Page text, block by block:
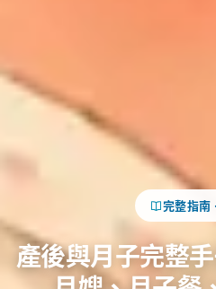
完整指南
產後與月子完整